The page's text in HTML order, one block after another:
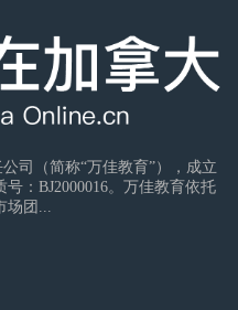
司（简称“万佳教育”），成立
：BJ2000016。万佳教育依托
场团...